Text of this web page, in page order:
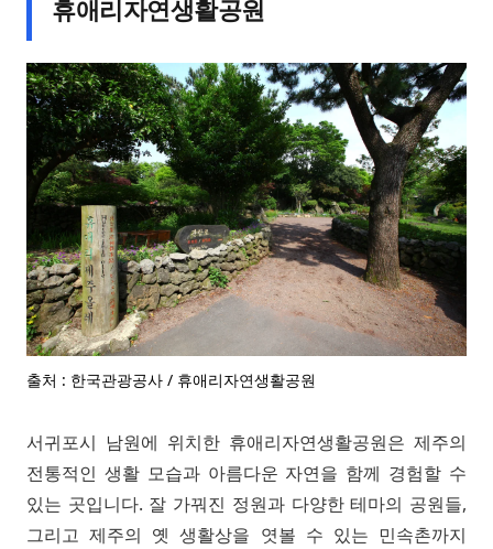
휴애리자연생활공원
출처 : 한국관광공사 / 휴애리자연생활공원
서귀포시 남원에 위치한 휴애리자연생활공원은 제주의
전통적인 생활 모습과 아름다운 자연을 함께 경험할 수
있는 곳입니다. 잘 가꿔진 정원과 다양한 테마의 공원들,
그리고 제주의 옛 생활상을 엿볼 수 있는 민속촌까지